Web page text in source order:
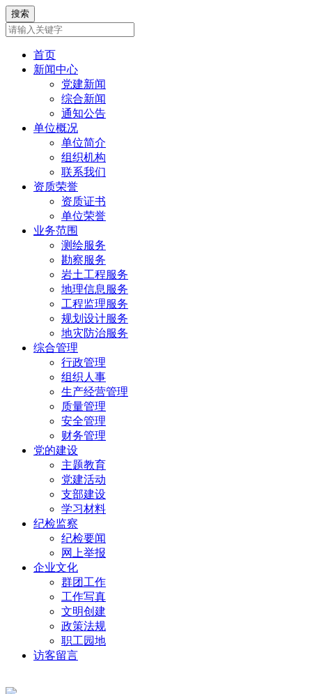
首页
新闻中心
党建新闻
综合新闻
通知公告
单位概况
单位简介
组织机构
联系我们
资质荣誉
资质证书
单位荣誉
业务范围
测绘服务
勘察服务
岩土工程服务
地理信息服务
工程监理服务
规划设计服务
地灾防治服务
综合管理
行政管理
组织人事
生产经营管理
质量管理
安全管理
财务管理
党的建设
主题教育
党建活动
支部建设
学习材料
纪检监察
纪检要闻
网上举报
企业文化
群团工作
工作写真
文明创建
政策法规
职工园地
访客留言